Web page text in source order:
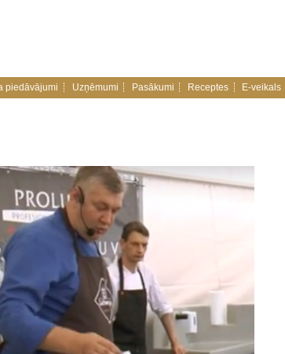
piedāvājumi Uzņēmumi Pasākumi Receptes E-veikals